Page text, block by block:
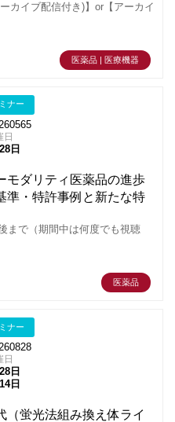
カイブ配信付き)】or【アーカイ
医薬品 | 医療機器
ナー
日
日
モダリティ医薬品の進歩
準・特許事例と新たな特
まで（期間中は何度でも視聴
医薬品
ナー
日
日
日
（蛍光法組み換え体ライ